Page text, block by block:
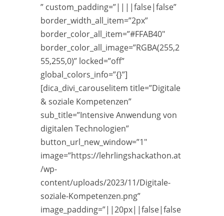
” custom_padding=”||||false|false”
border_width_all_item=”2px”
border_color_all_item=”#FFAB40″
border_color_all_image=”RGBA(255,2
55,255,0)” locked=”off”
global_colors_info=”{}”]
[dica_divi_carouselitem title=”Digitale
& soziale Kompetenzen”
sub_title=”Intensive Anwendung von
digitalen Technologien”
button_url_new_window=”1″
image=”https://lehrlingshackathon.at
/wp-
content/uploads/2023/11/Digitale-
soziale-Kompetenzen.png”
image_padding=”||20px||false|false